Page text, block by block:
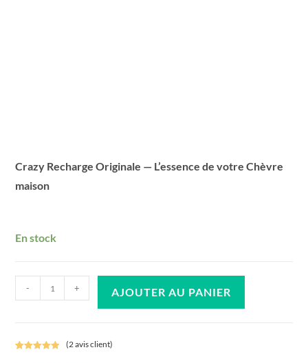
Crazy Recharge Originale — L’essence de votre Chèvre
maison
En stock
de
Recharges
- + AJOUTER AU PANIER
(2avis client)